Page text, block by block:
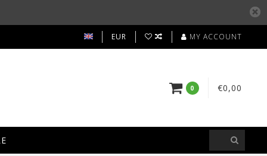
EUR MY ACCOUNT
0 €0,00